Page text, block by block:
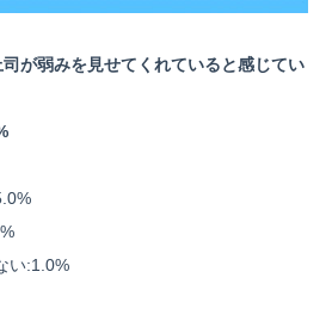
が弱みを見せてくれていると感じてい
い:1.0%